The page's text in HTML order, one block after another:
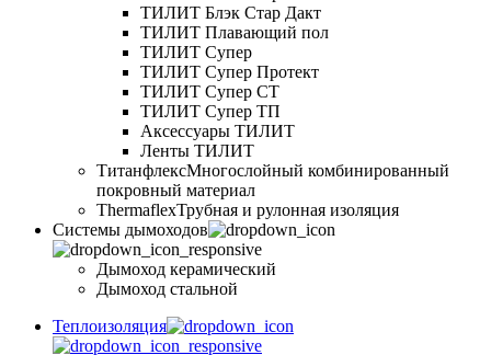
ТИЛИТ Блэк Стар Дакт
ТИЛИТ Плавающий пол
ТИЛИТ Супер
ТИЛИТ Супер Протект
ТИЛИТ Супер СТ
ТИЛИТ Супер ТП
Аксессуары ТИЛИТ
Ленты ТИЛИТ
ТитанфлексМногослойный комбинированный
покровный материал
ThermaflexТрубная и рулонная изоляция
Cистемы дымоходов
Дымоход керамический
Дымоход стальной
Теплоизоляция